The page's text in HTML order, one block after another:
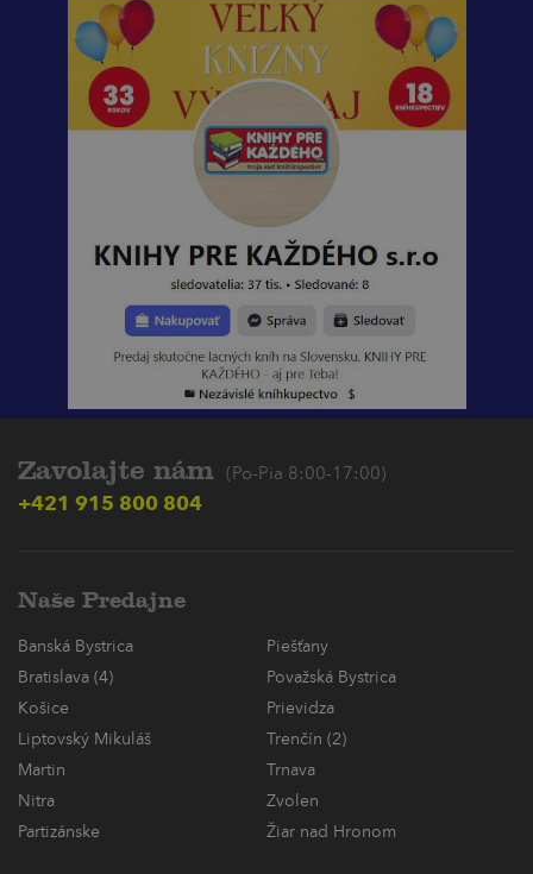
Zavolajte nám (Po-Pia 8:00-17:00)
+421 915 800 804
Naše Predajne
Banská Bystrica
Piešťany
Bratislava (4)
Považská Bystrica
Košice
Prievidza
Liptovský Mikuláš
Trenčín (2)
Martin
Trnava
Nitra
Zvolen
Partizánske
Žiar nad Hronom